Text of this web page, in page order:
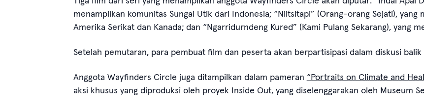
menampilkan komunitas Sungai Utik dari Indonesia; “Niitsitapi” (Orang-orang Sejati),
Amerika Serikat dan Kanada; dan “Ngarridurndeng Kured” (Kami Pulang Sekarang), yang
Setelah pemutaran, para pembuat film dan peserta akan berpartisipasi dalam diskusi
Anggota Wayfinders Circle juga ditampilkan dalam pameran “Portraits on Climate and
aksi khusus yang diproduksi oleh proyek Inside Out, yang diselenggarakan oleh Museum